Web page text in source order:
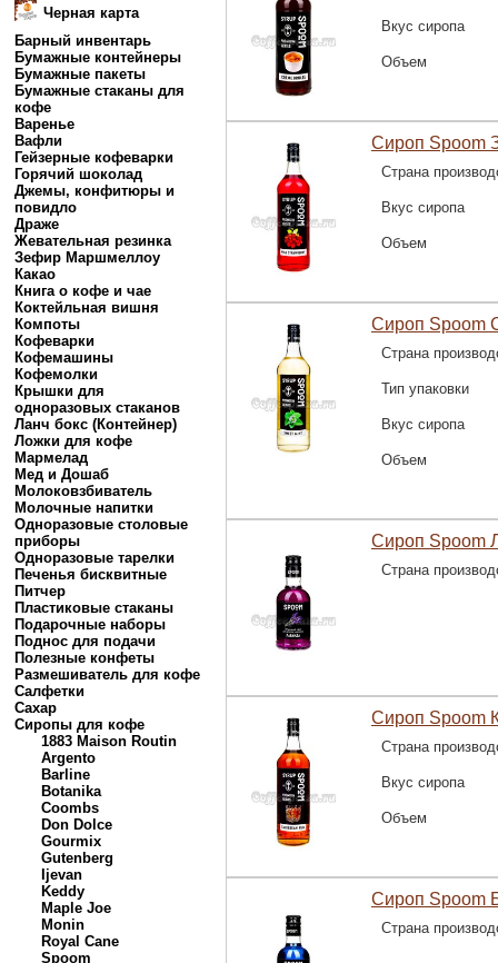
Черная карта
Барный инвентарь
Бумажные контейнеры
Бумажные пакеты
Бумажные стаканы для
кофе
Варенье
Вафли
Гейзерные кофеварки
Горячий шоколад
Джемы, конфитюры и
повидло
Драже
Жевательная резинка
Зефир Маршмеллоу
Какао
Книга о кофе и чае
Коктейльная вишня
Компоты
Кофеварки
Кофемашины
Кофемолки
Крышки для
одноразовых стаканов
Ланч бокс (Контейнер)
Ложки для кофе
Мармелад
Мед и Дошаб
Молоковзбиватель
Молочные напитки
Одноразовые столовые
приборы
Одноразовые тарелки
Печенья бисквитные
Питчер
Пластиковые стаканы
Подарочные наборы
Поднос для подачи
Полезные конфеты
Размешиватель для кофе
Салфетки
Сахар
Сиропы для кофе
1883 Maison Routin
Argento
Barline
Botanika
Coombs
Don Dolce
Gourmix
Gutenberg
Ijevan
Keddy
Maple Joe
Monin
Royal Cane
Spoom
Вкус сиропа
Объем
Сироп Spoom
Страна
Вкус сиропа
Объем
Сироп Spoom
Страна
Тип упаковки
Вкус сиропа
Объем
Сироп Spoom
Страна
Сироп Spoom
Страна
Вкус сиропа
Объем
Сироп Spoom
Страна